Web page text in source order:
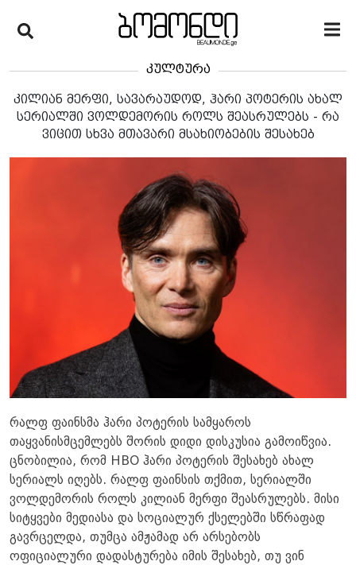
კულტურა
კილიან მერფი, სავარაუდოდ, ჰარი პოტერის ახალ
სერიალში ვოლდემორის როლს შეასრულებს - რა
ვიცით სხვა მთავარი მსახიობების შესახებ
რალფ ფაინსმა ჰარი პოტერის სამყაროს
თაყვანისმცემლებს შორის დიდი დისკუსია გამოიწვია.
ცნობილია, რომ HBO ჰარი პოტერის შესახებ ახალ
სერიალს იღებს. რალფ ფაინსის თქმით, სერიალში
ვოლდემორის როლს კილიან მერფი შეასრულებს. მისი
სიტყვები მედიასა და სოციალურ ქსელებში სწრაფად
გავრცელდა, თუმცა ამჟამად არ არსებობს
ოფიციალური დადასტურება იმის შესახებ, თუ ვინ